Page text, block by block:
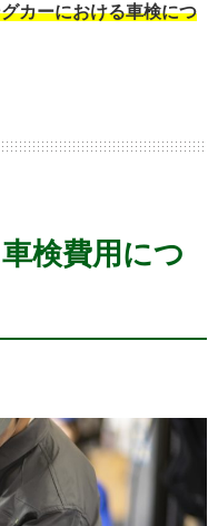
カーにおける車検につ
検費用につ